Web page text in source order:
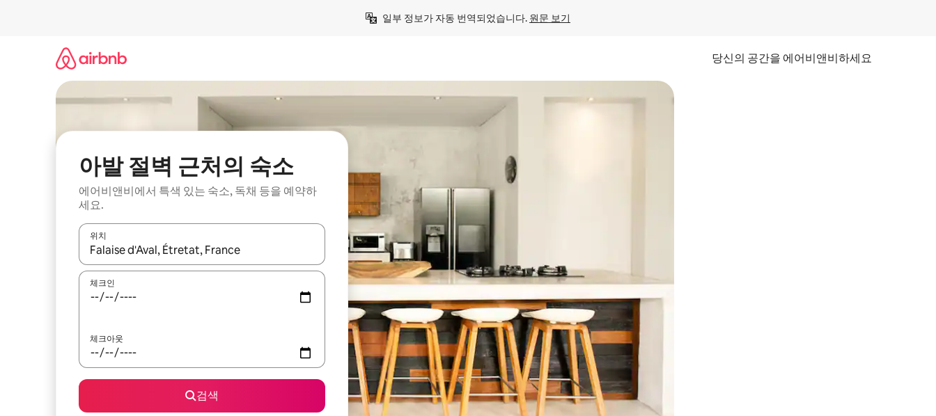
일부 정보가 자동 번역되었습니다. 원문 보기
당신의 공간을 에어비앤비하세요
아발 절벽 근처의 숙소
에어비앤비에서 특색 있는 숙소, 독채 등을 예약하
세요.
위치
결과가 나오면 위·아래 화살표 키를 사용하거나 터치 또는 스와이프 동작으로 탐색하세요.
체크인
체크아웃
검색